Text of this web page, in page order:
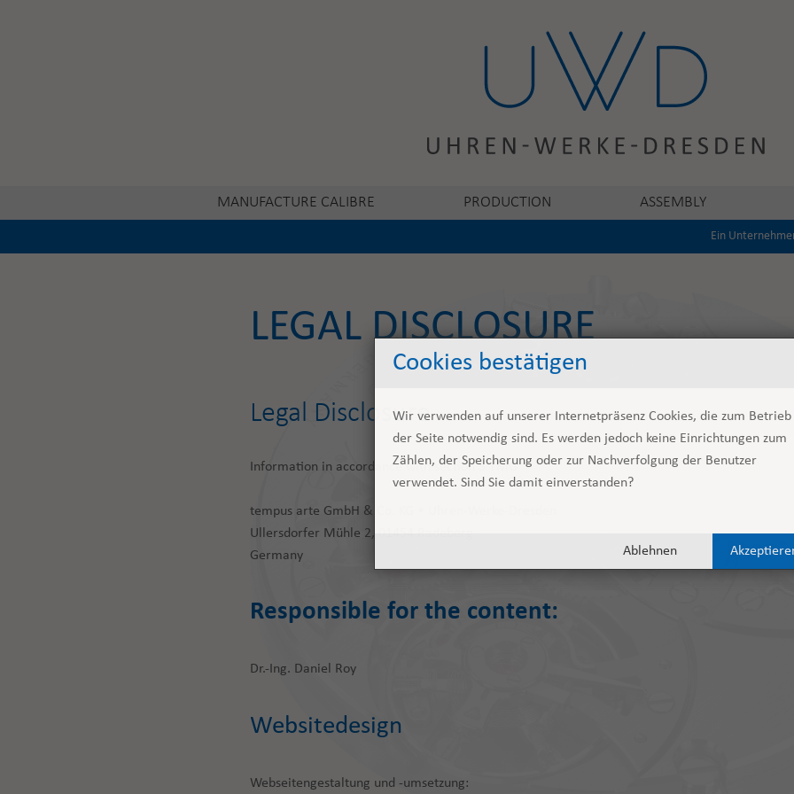
MANUFACTURE CALIBRE PRODUCTION ASSEMBLY
Ein
LEGAL DISCLOSURE
Legal Disclosure
Information in accordance with section 5 TMG
tempus arte GmbH & Co. KG • Uhren-Werke-Dresden
Ullersdorfer Mühle 2, 01454 Radeberg
Germany
Responsible for the content:
Dr.-Ing. Daniel Roy
Websitedesign
Webseitengestaltung und -umsetzung:
Cookies bestätigen
Wir verwenden auf unserer Internetpräsenz Cookies, die zum Betrieb
der Seite notwendig sind. Es werden jedoch keine Einrichtungen zum
Zählen, der Speicherung oder zur Nachverfolgung der Benutzer
verwendet. Sind Sie damit einverstanden?
Ablehnen